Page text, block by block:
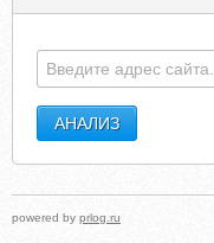
powered by prlog.ru